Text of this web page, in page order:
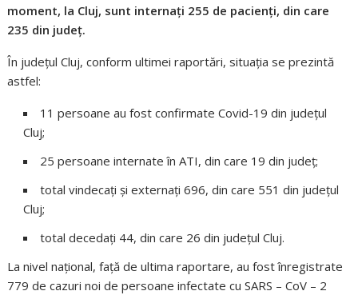
moment, la Cluj, sunt internați 255 de pacienți, din care
235 din județ.
În județul Cluj, conform ultimei raportări, situația se prezintă
astfel:
11 persoane au fost confirmate Covid-19 din județul
Cluj;
25 persoane internate în ATI, din care 19 din județ;
total vindecați și externați 696, din care 551 din județul
Cluj;
total decedați 44, din care 26 din județul Cluj.
La nivel național, față de ultima raportare, au fost înregistrate
779 de cazuri noi de persoane infectate cu SARS – CoV – 2